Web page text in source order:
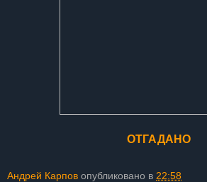
ОТГАДАНО
Андрей Карпов опубликовано в 22:58